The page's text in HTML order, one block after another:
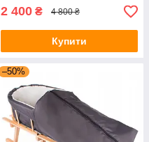
2 400 ₴ 4 800 ₴
Купити
–50%